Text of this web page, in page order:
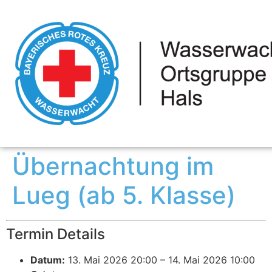
Übernachtung im
Lueg (ab 5. Klasse)
Termin Details
Datum: 13. Mai 2026 20:00 – 14. Mai 2026 10:00